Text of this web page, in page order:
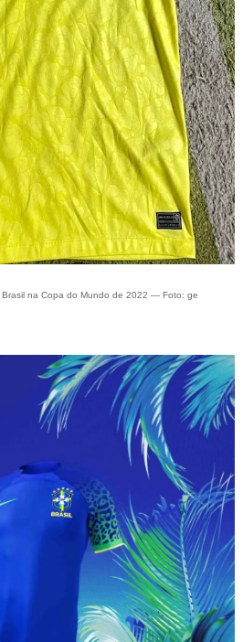
Brasil na Copa do Mundo de 2022 — Foto: ge